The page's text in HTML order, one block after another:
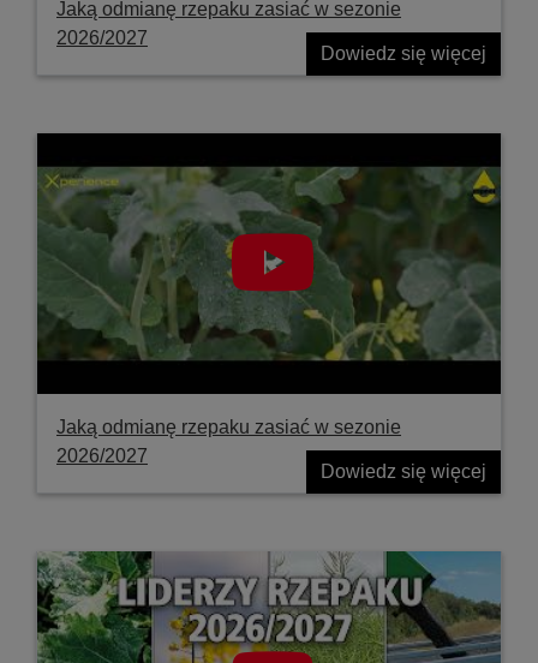
Jaką odmianę rzepaku zasiać w sezonie
2026/2027
Dowiedz się więcej
Jaką odmianę rzepaku zasiać w sezonie
2026/2027
Dowiedz się więcej